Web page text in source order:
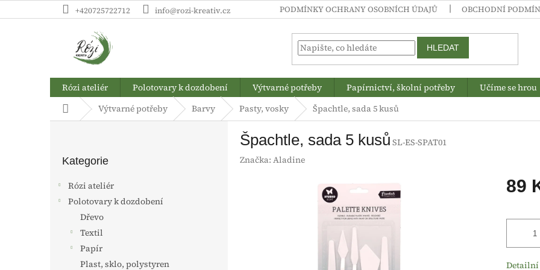
na
+420725722712 info@rozi-kreativ.cz PODMÍNKY OCHRANY OSOBNÍCH ÚDAJŮ OBCHODNÍ
HLEDAT
Rózi ateliér Polotovary k dozdobení Výtvarné potřeby Papírnictví, školní potřeby Učíme se hrou
Domů Výtvarné potřeby Barvy Pasty, vosky Špachtle, sada 5 kusů
kategorie
Kategorie
Rózi ateliér
Polotovary k dozdobení
Dřevo
Textil
Papír
Plast, sklo, polystyren
Špachtle, sada 5 kusů SL-ES-SPAT01
Značka: Aladine
89
cena: